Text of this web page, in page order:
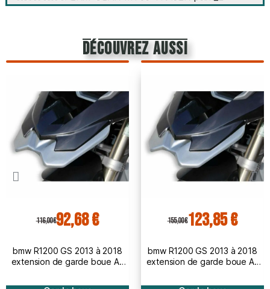
découvrez aussi
116,00 €92,68 €
bmw R1200 GS 2013 à 2018
extension de garde boue AV
155,00 €123,85 €
bmw R1200 GS 2013 à 2018
extension de garde boue AV